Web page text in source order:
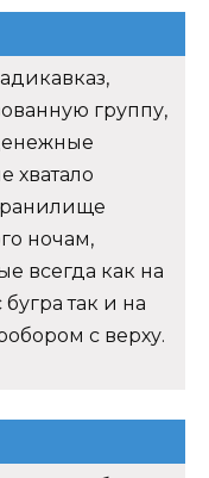
группу,
хватало
ночам,
всегда как на
так и на
с верху.